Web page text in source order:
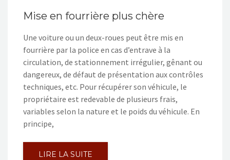
Mise en fourrière plus chère
Une voiture ou un deux-roues peut être mis en
fourrière par la police en cas d’entrave à la
circulation, de stationnement irrégulier, gênant ou
dangereux, de défaut de présentation aux contrôles
techniques, etc. Pour récupérer son véhicule, le
propriétaire est redevable de plusieurs frais,
variables selon la nature et le poids du véhicule. En
principe,
LIRE LA SUITE